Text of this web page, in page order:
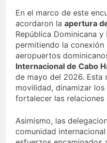
En el marco de este
acordaron la apertura
República Dominicana
permitiendo la conexión
aeropuertos
Internacional de Cabo
de mayo del 2026. Esta
movilidad, dinamizar
fortalecer las relaciones
Asimismo, las
comunidad